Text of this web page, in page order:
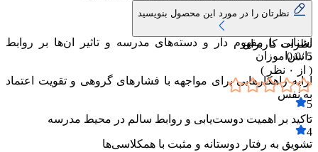
نکات برجسته کتاب:
اشنایی با مفهوم دار و دسته‌های مدرسه و تاثیر ان‌ها بر روابط
دانش‌اموزان
ارایه راهکارهایی برای مواجهه با فشارهای گروهی و تقویت اعتماد
به نفس
تاکید بر اهمیت دوست‌یابی و روابط سالم در محیط مدرسه
تشویق به رفتار دوستانه و مثبت با همکلاسی‌ها
نظرتان را در مورد این محصول بنویسید
نظرات کاربران
5 /
0.0
( از
۰ نظر )
5
۰
4
۰